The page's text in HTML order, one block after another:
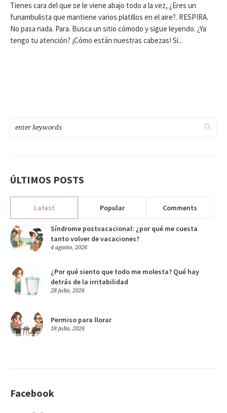
Tienes cara del que se le viene abajo todo a la vez, ¿Eres un
funambulista que mantiene varios platillos en el aire?. RESPIRA.
No pasa nada. Para. Busca un sitio cómodo y sigue leyendo. ¿Ya
tengo tu atención? ¡Cómo están nuestras cabezas! Si...
ÚLTIMOS POSTS
Latest Popular Comments
Síndrome postvacacional: ¿por qué me cuesta
tanto volver de vacaciones?
4 agosto, 2026
¿Por qué siento que todo me molesta? Qué hay
detrás de la irritabilidad
28 julio, 2026
Permiso para llorar
18 julio, 2026
Facebook